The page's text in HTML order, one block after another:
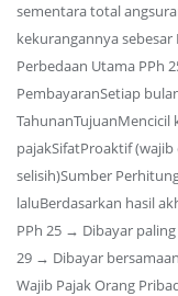
sementara total
kekurangannya
Perbedaan Utama PPh
PembayaranSetiap
pajakSifatProaktif
selisih)Sumber
laluBerdasarkan hasil
PPh 25 → Dibayar
29 → Dibayar
Wajib Pajak Orang